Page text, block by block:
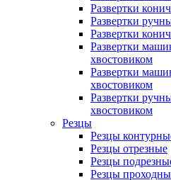
Развертки
Развертки
Развертки
Развертки
хвостовиком
Развертки
хвостовиком
Развертки
хвостовиком
Резцы
Резцы
Резцы отрезные
Резцы
Резцы